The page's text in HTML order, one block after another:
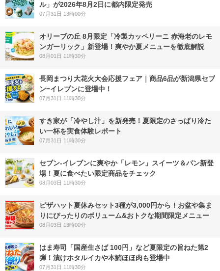
ル」が2026年8月2日に都内限定発売
07月31日 13時00分
オリーブの丘 8月限定「冷製カッペリーニ 赤海老のレモ
ンガーリック」新登場！爽やか夏メニューを徹底解説
08月01日 11時30分
長岡まつり大花火大会応援フェア｜商品6品が新潟県セブ
ン−イレブンに登場中！
07月31日 11時30分
すき家が「冷やし汁」を新発売！夏限定のさっぱり冷た
い一杯を実食体験レポート
07月31日 11時30分
セブン‐イレブンに爽やか「レモン」スイーツ＆パン新登
場！夏に食べたい限定商品をチェック
08月03日 11時30分
ピザハット夏休みセット3種が3,000円から！お盆や集ま
りにぴったりのボリューム&おトクな期間限定メニュー
08月03日 13時00分
はま寿司「国産生さば 100円」など夏限定の旨ねた第2
弾！漬けホタルイカや本鮪ほほ肉も登場中
07月31日 11時30分